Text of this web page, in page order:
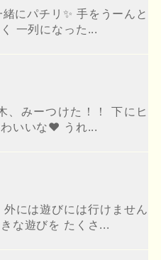
にパチリ✨ 手をうーんと
一列になった...
、みーつけた！！ 下にヒ
いいな❤️ うれ...
には遊びには行けません
な遊びを たくさ...